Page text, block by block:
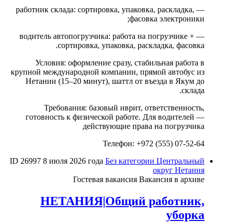
— работник склада: сортировка, упаковка, раскладка,
фасовка электроники;
— водитель автопогрузчика: работа на погрузчике +
сортировка, упаковка, раскладка, фасовка.
Условия: оформление сразу, стабильная работа в
крупной международной компании, прямой автобус из
Нетании (15–20 минут), шаттл от въезда в Якум до
склада.
Требования: базовый иврит, ответственность,
готовность к физической работе. Для водителей —
действующие права на погрузчика
Телефон: +972 (555) 07-52-64
ID 26997 8 июля 2026 года Без категории Центральный
округ Нетания
Гостевая вакансия Вакансия в архиве
НЕТАНИЯ|Общий работник,
уборка